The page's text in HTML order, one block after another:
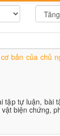
bản của chủ
tập tự luận, bài
biện chứng,